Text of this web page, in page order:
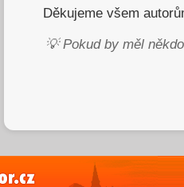
Děkujeme všem
💡 Pokud by měl